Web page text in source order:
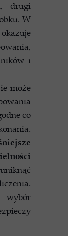
drugi
W
i
może
co
wybór